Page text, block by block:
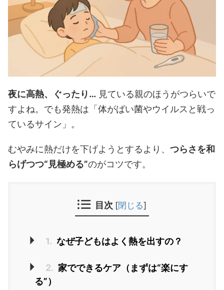
夜に高熱、ぐったり… 見ている親のほうがつらいで
すよね。でも発熱は「体がばい菌やウイルスと戦っ
ているサイン」。
むやみに熱だけを下げようとするより、 つらさを和
らげつつ“見極める”のがコツです。
目次 [閉じる]
1. なぜ子どもはよく熱を出すの？
2. 家でできるケア（まずは“楽にす
る”）